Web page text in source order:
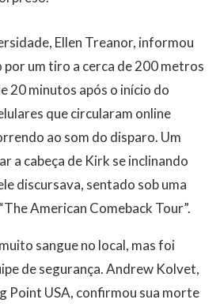
Ellen Treanor, informou
um tiro a cerca de 200 metros
20 minutos após o início do
que circularam online
ao som do disparo. Um
a cabeça de Kirk se inclinando
discursava, sentado sob uma
American Comeback Tour”.
sangue no local, mas foi
de segurança. Andrew Kolvet,
Point USA, confirmou sua morte